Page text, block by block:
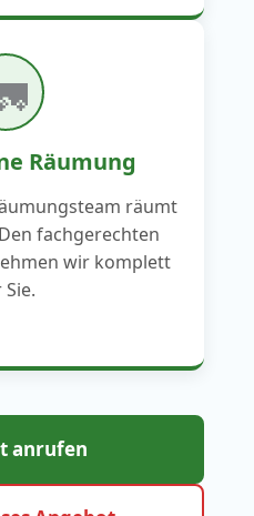
Räumung
räumt
fachgerechten
wir komplett
anrufen